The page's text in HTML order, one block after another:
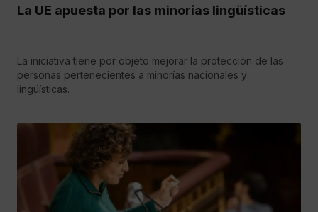
La UE apuesta por las minorías lingüísticas
La iniciativa tiene por objeto mejorar la protección de las
personas pertenecientes a minorías nacionales y
lingüísticas.